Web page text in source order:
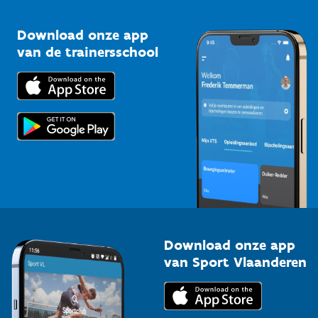
Bedrijven
Trainers en begeleiders
Topsporters
Kennisplatform
Downloads
Voor de pers
Download onze app
van de trainersschool
Download onze app
van Sport Vlaanderen